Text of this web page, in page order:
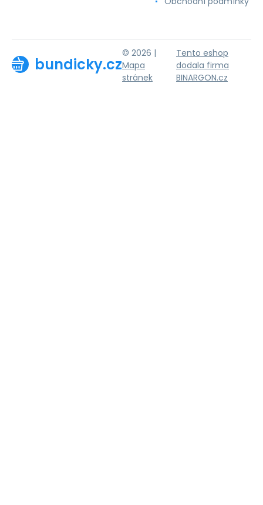
bundicky.cz
© 2026 |
Mapa
stránek
Tento eshop
dodala firma
BINARGON.cz